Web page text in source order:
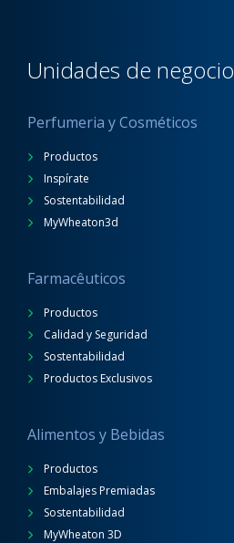
Unidades de negocio
Perfumeria y Cosméticos
Productos
Inspírate
Sostentabilidad
MyWheaton3d
Farmacêuticos
Productos
Calidad y Seguridad
Sostentabilidad
Productos Exclusivos
Alimentos y Bebidas
Productos
Embalajes Premiadas
Sostentabilidad
MyWheaton 3D